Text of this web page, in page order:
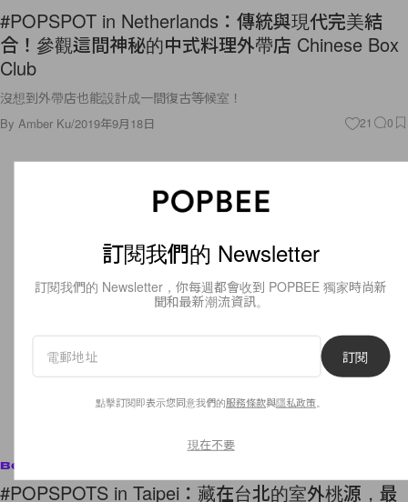
#POPSPOT in Netherlands：傳統與現代完美結
合！參觀這間神秘的中式料理外帶店 Chinese Box
Club
沒想到外帶店也能設計成一間復古等候室！
By Amber Ku/2019年9月18日 21 0
Beauty
#POPSPOTS in Taipei：藏在台北的室外桃源，最
訂閱我們的 Newsletter
訂閱我們的 Newsletter，你每週都會收到 POPBEE 獨家時尚新
聞和最新潮流資訊。
訂閱
點擊訂閱即表示您同意我們的服務條款與隱私政策
現在不要